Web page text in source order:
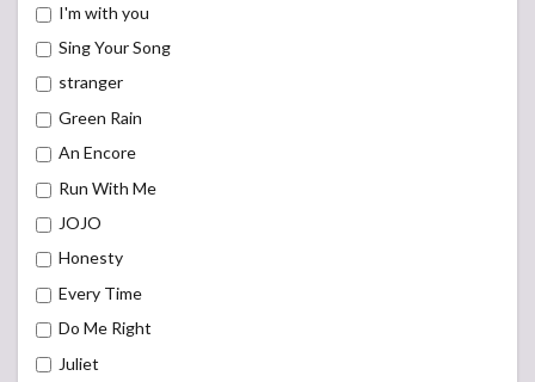
I'm with you
Sing Your Song
stranger
Green Rain
An Encore
Run With Me
JOJO
Honesty
Every Time
Do Me Right
Juliet